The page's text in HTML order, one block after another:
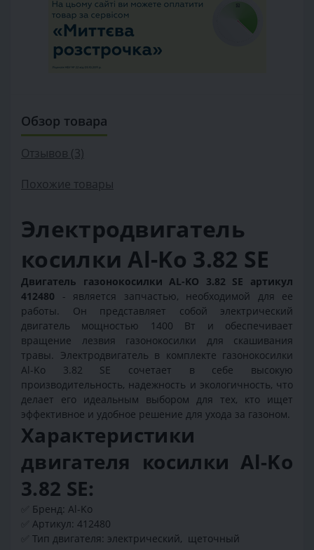
Обзор товара
Отзывов (3)
Похожие товары
Электродвигатель
косилки Al-Ko 3.82 SЕ
Двигатель газонокосилки AL-KO 3.82 SE
артикул
412480 - является запчастью, необходимой для ее
работы. Он представляет собой электрический
двигатель мощностью 1400 Вт и обеспечивает
вращение лезвия газонокосилки для скашивания
травы. Электродвигатель в комплекте газонокосилки
Al-Ko 3.82 SE сочетает в себе высокую
производительность, надежность и экологичность, что
делает его идеальным выбором для тех, кто ищет
эффективное и удобное решение для ухода за газоном.
Характеристики
двигателя косилки Al-Ko
3.82 SE:
✅ Бренд: Al-Ko
✅ Артикул: 412480
✅ Тип двигателя: электрический, щеточный